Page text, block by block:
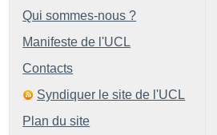
Qui sommes-nous ?
Manifeste de l'UCL
Contacts
Syndiquer le site de l'UCL
Plan du site